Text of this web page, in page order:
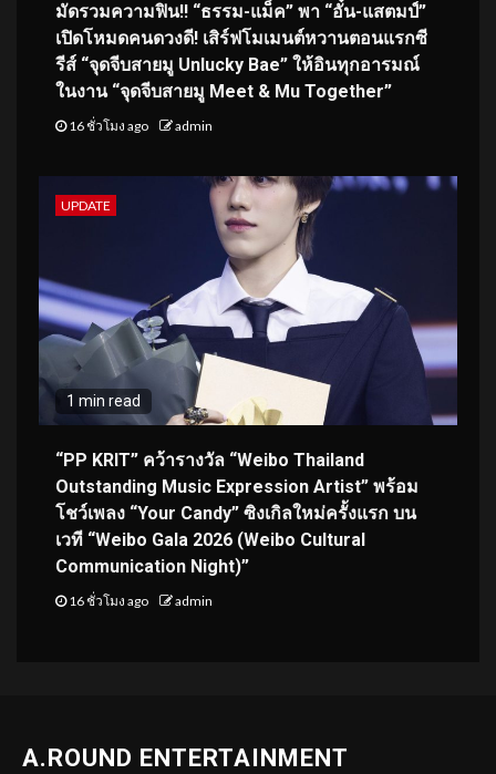
มัดรวมความฟิน!! “ธรรม-แม็ค” พา “อั๋น-แสตมป์”
เปิดโหมดคนดวงดี! เสิร์ฟโมเมนต์หวานตอนแรกซี
รีส์ “จุดจีบสายมู Unlucky Bae” ให้อินทุกอารมณ์
ในงาน “จุดจีบสายมู Meet & Mu Together”
16 ชั่วโมง ago admin
UPDATE
1 min read
“PP KRIT” คว้ารางวัล “Weibo Thailand
Outstanding Music Expression Artist” พร้อม
โชว์เพลง “Your Candy” ซิงเกิลใหม่ครั้งแรก บน
เวที “Weibo Gala 2026 (Weibo Cultural
Communication Night)”
16 ชั่วโมง ago admin
A.ROUND ENTERTAINMENT